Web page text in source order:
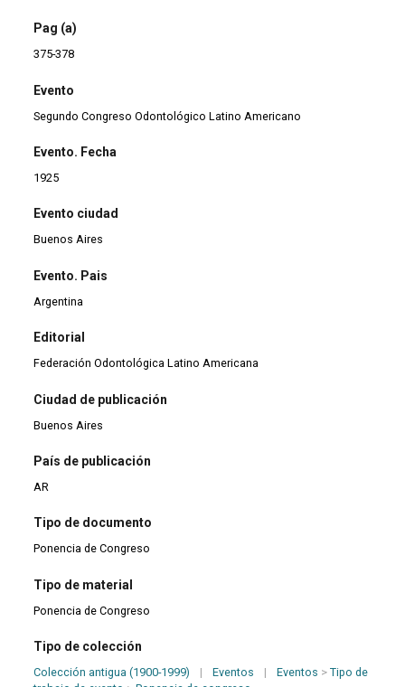
Pag (a)
375-378
Evento
Segundo Congreso Odontológico Latino Americano
Evento. Fecha
1925
Evento ciudad
Buenos Aires
Evento. Pais
Argentina
Editorial
Federación Odontológica Latino Americana
Ciudad de publicación
Buenos Aires
País de publicación
AR
Tipo de documento
Ponencia de Congreso
Tipo de material
Ponencia de Congreso
Tipo de colección
Colección antigua (1900-1999) | Eventos | Eventos >Tipo de